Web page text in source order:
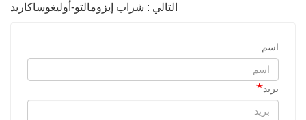
التالي : شراب إيزومالتو-أوليغوساكاريد
اسم
بريد